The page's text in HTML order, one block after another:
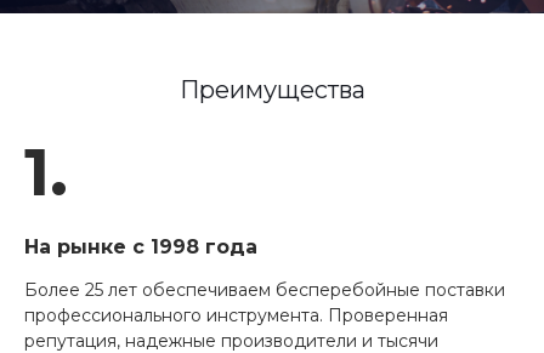
Преимущества
1.
На рынке с 1998 года
Более 25 лет обеспечиваем бесперебойные поставки
профессионального инструмента. Проверенная
репутация, надежные производители и тысячи